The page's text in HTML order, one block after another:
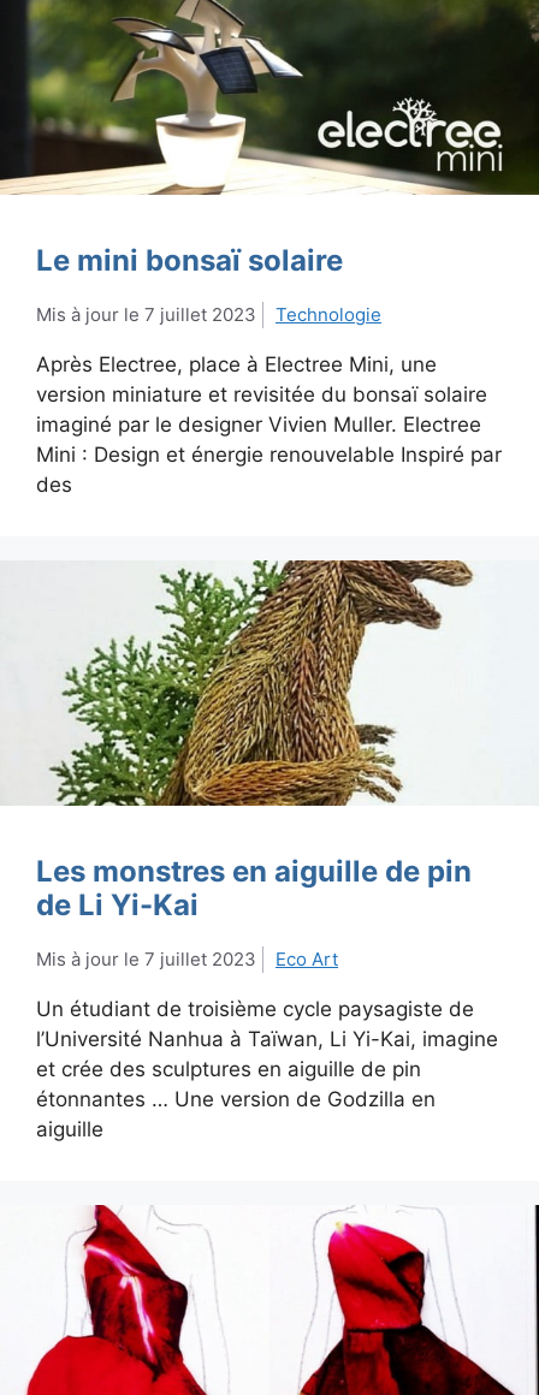
Le mini bonsaï solaire
7 juillet 2023 Technologie
Après Electree, place à Electree Mini, une
version miniature et revisitée du bonsaï solaire
imaginé par le designer Vivien Muller. Electree
Mini : Design et énergie renouvelable Inspiré par
des
Les monstres en aiguille de pin
de Li Yi-Kai
7 juillet 2023 Eco Art
Un étudiant de troisième cycle paysagiste de
l’Université Nanhua à Taïwan, Li Yi-Kai, imagine
et crée des sculptures en aiguille de pin
étonnantes … Une version de Godzilla en
aiguille